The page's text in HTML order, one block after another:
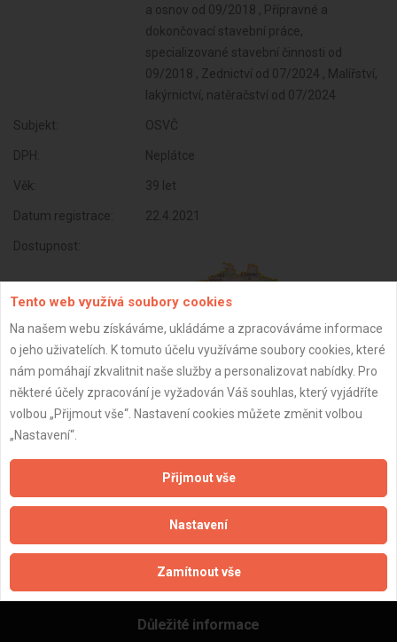
a osnov od 09/2018 , Přípravné a
dokončovací stavební práce,
specializované stavební činnosti od
09/2018 , Zednictví od 07/2024 , Malířství,
lakýrnictví, natěračství od 07/2024
Subjekt: OSVČ
DPH: Neplátce
Věk: 39 let
Datum registrace: 22.4.2021
Dostupnost:
Důležité informace
Tento web využívá soubory cookies
Na našem webu získáváme, ukládáme a zpracováváme informace
o jeho uživatelích. K tomuto účelu využíváme soubory cookies, které
nám pomáhají zkvalitnit naše služby a personalizovat nabídky. Pro
některé účely zpracování je vyžadován Váš souhlas, který vyjádříte
volbou „Přijmout vše“. Nastavení cookies můžete změnit volbou
„Nastavení“.
Přijmout vše
Nastavení
Zamítnout vše